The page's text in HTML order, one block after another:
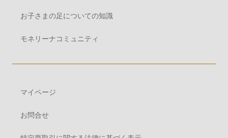
お子さまの足についての知識
モネリーナコミュニティ
マイページ
お問合せ